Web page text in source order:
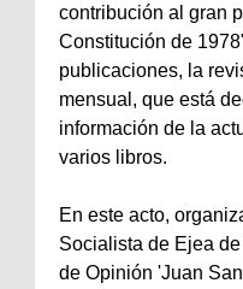
contribución al gran
Constitución de
publicaciones, la
mensual, que está
información de la
varios libros.
En este acto,
Socialista de Ejea
de Opinión 'Juan